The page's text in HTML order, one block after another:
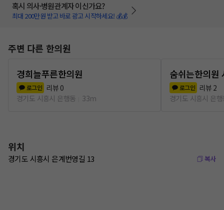
혹시 의사·병원관계자 이신가요?
최대 200만원 받고 바로 광고 시작하세요! 💰💰
주변 다른 한의원
경희늘푸른한의원
로그인 리뷰 0
경기도 시흥시 은행동
33m
숨쉬는한의원
로그인 리뷰 2
경기도 시흥시 은
위치
경기도 시흥시 은계번영길 13 복사